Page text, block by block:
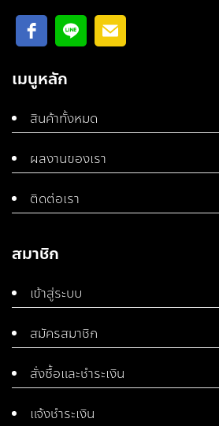
เมนูหลัก
สินค้าทั้งหมด
ผลงานของเรา
ติดต่อเรา
สมาชิก
เข้าสู่ระบบ
สมัครสมาชิก
สั่งซื้อและชำระเงิน
แจ้งชำระเงิน